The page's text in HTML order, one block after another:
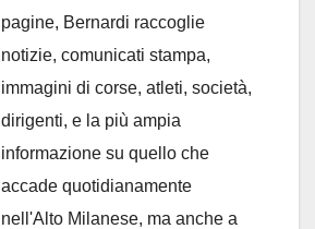
pagine, Bernardi raccoglie
notizie, comunicati stampa,
immagini di corse, atleti, società,
dirigenti, e la più ampia
informazione su quello che
accade quotidianamente
nell'Alto Milanese, ma anche a